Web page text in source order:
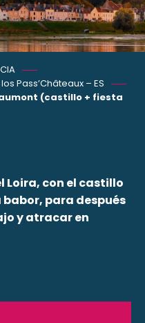
Pass’Châteaux – ES
(castillo + fiesta
Loira, con el castillo
para después
y atracar en
aux